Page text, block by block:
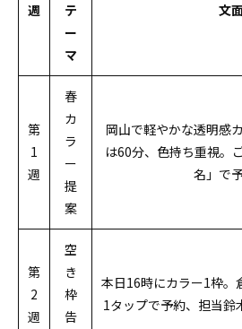
週
テ
ー
マ
文
第
1
週
春
カ
ラ
ー
提
案
岡山で軽やかな透明感
は60分、色持ち重視。
名」で
第
2
週
空
き
枠
告
本日16時にカラー1枠。
1タップで予約、担当鈴